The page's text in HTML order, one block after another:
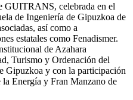
GUITRANS, celebrada en el
de Ingeniería de Gipuzkoa de
así como a
estatales como Fenadismer.
de Azahara
Turismo y Ordenación del
Gipuzkoa y con la participación
Energía y Fran Manzano de